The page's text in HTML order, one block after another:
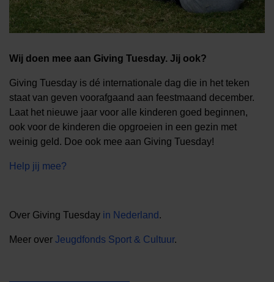
Wij doen mee aan Giving Tuesday. Jij ook?
Giving Tuesday is dé internationale dag die in het teken
staat van geven voorafgaand aan feestmaand december.
Laat het nieuwe jaar voor alle kinderen goed beginnen,
ook voor de kinderen die opgroeien in een gezin met
weinig geld. Doe ook mee aan Giving Tuesday!
Help jij mee?
Over Giving Tuesday in Nederland .
Meer over Jeugdfonds Sport & Cultuur.